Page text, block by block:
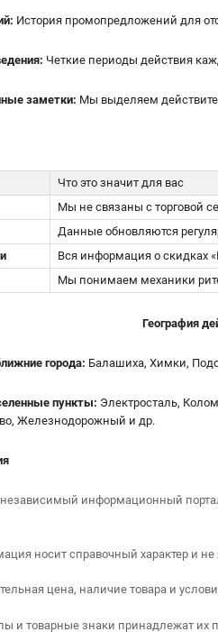
История промопредложений для
Четкие периоды действия
заметки: Мы выделяем
Что это значит для вас
Мы не связаны с торговой
Данные обновляются
Вся информация о скидках
Мы понимаем механики
География
города: Балашиха, Химки,
пункты: Электросталь,
Железнодорожный и др.
информационный
носит справочный характер и не
цена, наличие товара и
и товарные знаки принадлежат их